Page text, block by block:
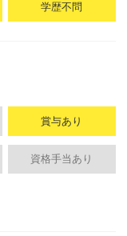
学歴不問
賞与あり
資格手当あり